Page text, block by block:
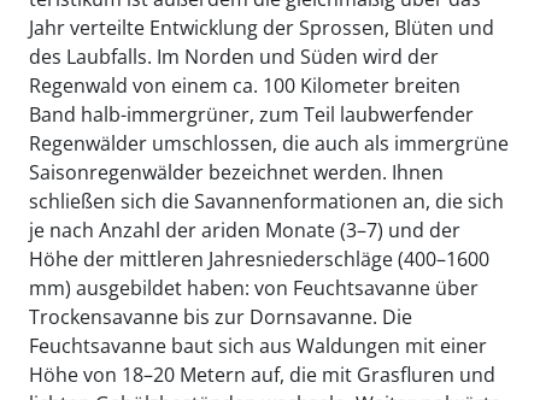
Jahr verteilte Entwicklung der Sprossen, Blüten und
des Laubfalls. Im Norden und Süden wird der
Regenwald von einem ca. 100 Kilometer breiten
Band halb-immergrüner, zum Teil laubwerfender
Regenwälder umschlossen, die auch als immergrüne
Saisonregenwälder bezeichnet werden. Ihnen
schließen sich die Savannenformationen an, die sich
je nach Anzahl der ariden Monate (3–7) und der
Höhe der mittleren Jahresniederschläge (400–1600
mm) ausgebildet haben: von Feuchtsavanne über
Trockensavanne bis zur Dornsavanne. Die
Feuchtsavanne baut sich aus Waldungen mit einer
Höhe von 18–20 Metern auf, die mit Grasfluren und